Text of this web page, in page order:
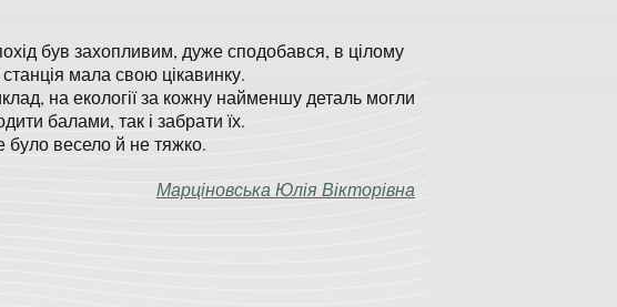
був захопливим, дуже сподобався, в цілому
мала свою цікавинку.
на екології за кожну найменшу деталь могли
балами, так і забрати їх.
було весело й не тяжко.
Марціновська Юлія Вікторівна